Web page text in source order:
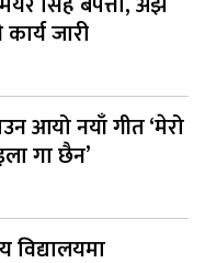
जारी
आयो नयाँ गीत ‘मेरो
गा छैन’
विद्यालयमा